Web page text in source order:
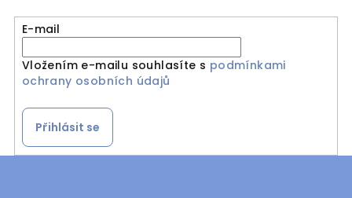
E-mail
Vložením e-mailu souhlasíte s podmínkami
ochrany osobních údajů
Přihlásit se